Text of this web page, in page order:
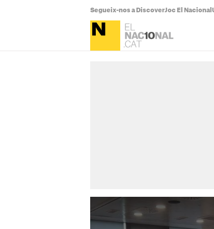
Segueix-nos a DiscoverJoc El Nacional